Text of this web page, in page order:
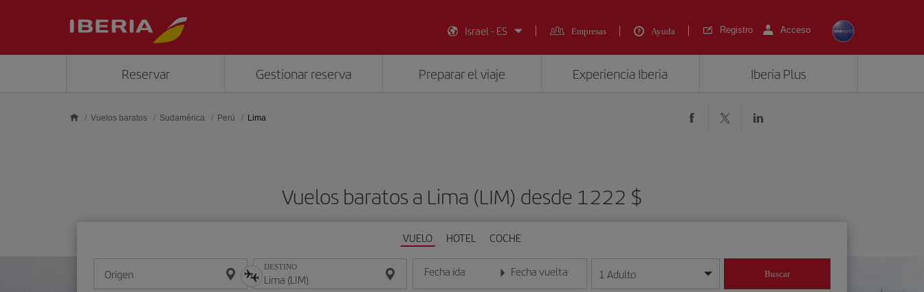
Israel - ES
Empresas Ayuda Registro Acceso
Reservar Gestionar reserva Preparar el viaje Experiencia Iberia Iberia Plus
Vuelos baratos Sudamérica Perú Lima
Vuelos baratos a Lima (LIM) desde 1222 $
VUELO HOTEL COCHE
Origen DESTINO Fecha ida
Introduce la fecha en formato día/mes/año
Fecha vuelta
Introduce la fecha en formato día/mes/año
1 Adulto Buscar